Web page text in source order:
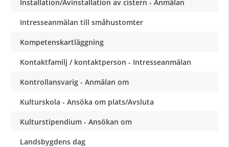
Installation/Avinstallation av cistern - Anmälan
Intresseanmälan till småhustomter
Kompetenskartläggning
Kontaktfamilj / kontaktperson - Intresseanmälan
Kontrollansvarig - Anmälan om
Kulturskola - Ansöka om plats/Avsluta
Kulturstipendium - Ansökan om
Landsbygdens dag